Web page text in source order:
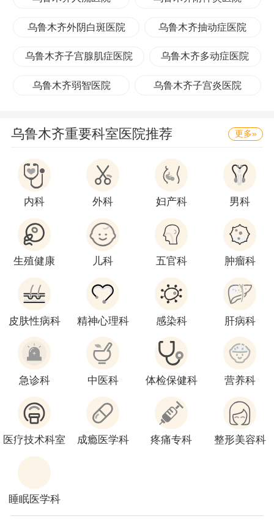
乌鲁木齐外阴白斑医院 乌鲁木齐抽动症医院
乌鲁木齐子宫腺肌症医院 乌鲁木齐多动症医院
乌鲁木齐弱智医院 乌鲁木齐子宫炎医院
乌鲁木齐重要科室医院推荐 更多»
内科 外科 妇产科 男科
生殖健康 儿科 五官科 肿瘤科
皮肤性病科 精神心理科 感染科 肝病科
急诊科 中医科 体检保健科 营养科
医疗技术科室 成瘾医学科 疼痛专科 整形美容科
睡眠医学科